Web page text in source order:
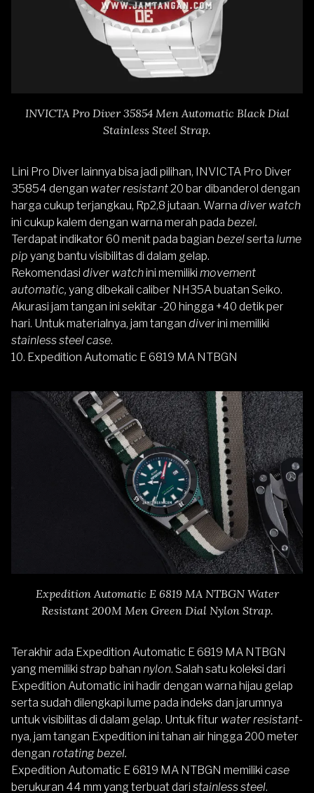
INVICTA Pro Diver 35854 Men Automatic Black Dial
Stainless Steel Strap.
Lini Pro Diver lainnya bisa jadi pilihan,
INVICTA Pro Diver
35854 dengan water resistant20 bar dibanderol dengan
harga cukup terjangkau, Rp2,8 jutaan. Warna diver watch
ini cukup kalem dengan warna merah pada bezel.
Terdapat indikator 60 menit pada bagian bezelserta lume
pip yang bantu visibilitas di dalam gelap.
Rekomendasi diver watchini memiliki movement
automatic, yang dibekali caliber NH35A buatan Seiko.
Akurasi jam tangan ini sekitar -20 hingga +40 detik per
hari. Untuk materialnya, jam tangan diverini memiliki
stainless steel case.
10. Expedition Automatic E 6819 MA NTBGN
Expedition Automatic E 6819 MA NTBGN Water
Resistant 200M Men Green Dial Nylon Strap.
Terakhir ada Expedition Automatic E 6819 MA NTBGN
yang memiliki strap bahan nylon. Salah satu koleksi dari
Expedition Automatic ini hadir dengan warna hijau gelap
serta sudah dilengkapi lume pada indeks dan jarumnya
untuk visibilitas di dalam gelap. Untuk fitur water resistant-
nya, jam tangan Expedition ini tahan air hingga 200 meter
dengan rotating bezel.
Expedition Automatic E 6819 MA NTBGN memiliki case
berukuran 44 mm yang terbuat dari stainless steel.